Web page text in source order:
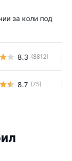
за коли под
8.3 (8812)
8.7 (75)